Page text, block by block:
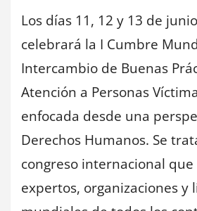
Los días 11, 12 y 13 de
celebrará la I Cumbre
Intercambio de Buenas
Atención a Personas
enfocada desde una
Derechos Humanos. Se
congreso internacional que
expertos, organizaciones y